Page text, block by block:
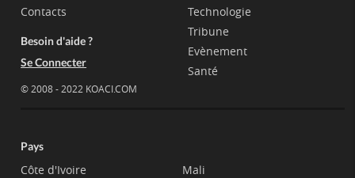
Contacts
Besoin d'aide ?
Se Connecter
© 2008 - 2022 KOACI.COM
Technologie
Tribune
Evènement
Santé
Pays
Côte d'Ivoire
Mali